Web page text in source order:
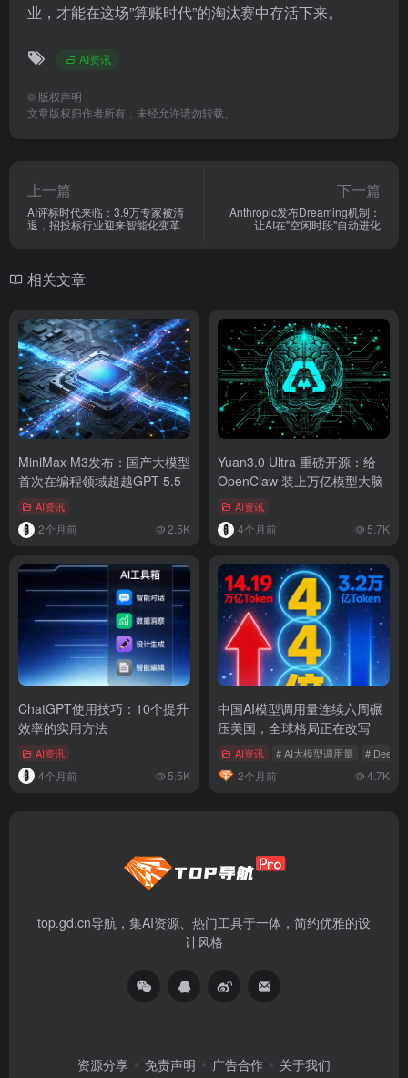
业，才能在这场”算账时代”的淘汰赛中存活下来。
AI资讯
© 版权声明
文章版权归作者所有，未经允许请勿转载。
上一篇
AI评标时代来临：3.9万专家被清
退，招投标行业迎来智能化变革
下一篇
Anthropic发布Dreaming机制：
让AI在"空闲时段"自动进化
相关文章
MiniMax M3发布：国产大模型
首次在编程领域超越GPT-5.5
AI资讯
2个月前 2.5K
Yuan3.0 Ultra 重磅开源：给
OpenClaw 装上万亿模型大脑
AI资讯
4个月前 5.7K
ChatGPT使用技巧：10个提升
效率的实用方法
AI资讯
4个月前 5.5K
中国AI模型调用量连续六周碾
压美国，全球格局正在改写
AI资讯 # AI大模型调用量 #
2个月前 4.7K
top.gd.cn导航，集AI资源、热门工具于一体，简约优雅的设
计风格
资源分享 免责声明 广告合作 关于我们